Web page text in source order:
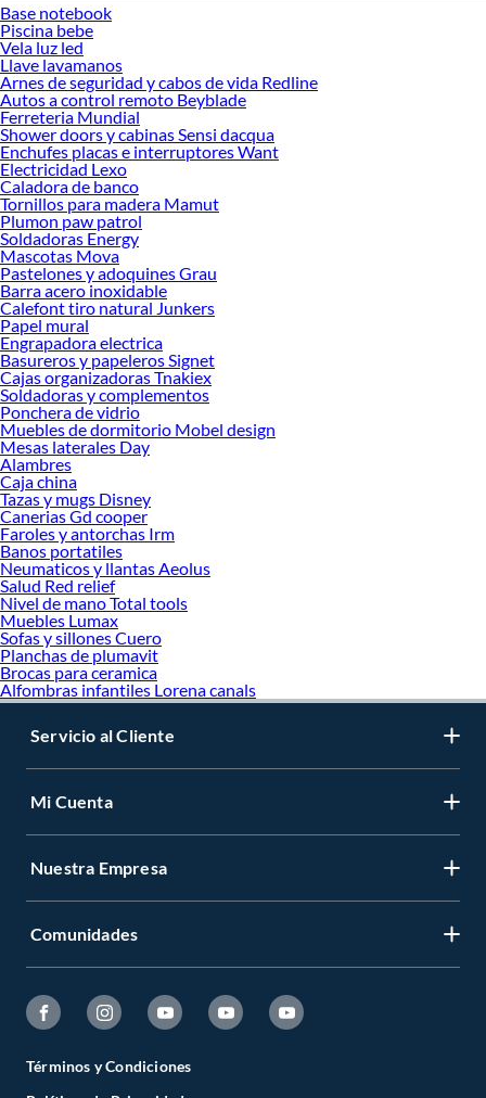
Base notebook
Piscina bebe
Vela luz led
Llave lavamanos
Arnes de seguridad y cabos de vida Redline
Autos a control remoto Beyblade
Ferreteria Mundial
Shower doors y cabinas Sensi dacqua
Enchufes placas e interruptores Want
Electricidad Lexo
Caladora de banco
Tornillos para madera Mamut
Plumon paw patrol
Soldadoras Energy
Mascotas Mova
Pastelones y adoquines Grau
Barra acero inoxidable
Calefont tiro natural Junkers
Papel mural
Engrapadora electrica
Basureros y papeleros Signet
Cajas organizadoras Tnakiex
Soldadoras y complementos
Ponchera de vidrio
Muebles de dormitorio Mobel design
Mesas laterales Day
Alambres
Caja china
Tazas y mugs Disney
Canerias Gd cooper
Faroles y antorchas Irm
Banos portatiles
Neumaticos y llantas Aeolus
Salud Red relief
Nivel de mano Total tools
Muebles Lumax
Sofas y sillones Cuero
Planchas de plumavit
Brocas para ceramica
Alfombras infantiles Lorena canals
Servicio al Cliente
Mi Cuenta
Nuestra Empresa
Comunidades
Términos y Condiciones